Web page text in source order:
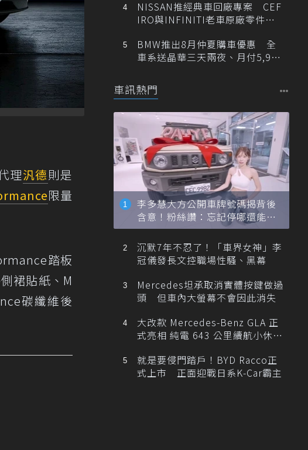
理汎德則是
限量
踏板
裙貼紙、M
碳纖維後
NISSAN推經典車回廠專案 CEF
IRO與INFINITI老車原廠零件最
BMW推出8月仲夏購車優惠 全
車系送晶華三天兩夜、月付5,900
車訊熱門
李多慧大方公開車牌號碼揭背後
含意！粉絲讚：忘記停哪還能幫
忙找車
沉默7年不忍了！「車界女神」李
冠儀發長文控職場性騷、黑幕
Mercedes坦承取消實體按鍵做過
頭 但車內大螢幕不會因此消失
大改款 Mercedes-Benz GLA 正
式亮相 純電 643 公里續航小休
就是要侵門踏戶！BYD Racco正
式上市 正面迎戰日系K-Car霸主